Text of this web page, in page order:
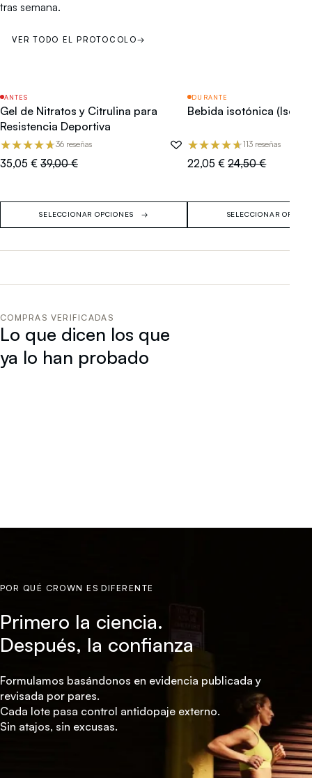
tras semana.
VER TODO EL PROTOCOLO→
MÁS VENDIDO
ANTES
Gel de Nitratos y Citrulina para
Resistencia Deportiva
36 reseñas
35,05 € 39,00 €
SELECCIONAR OPCIONES
MÁS VENDIDO
DURANTE
Bebida isotónica
113 reseñas
22,05 € 24,50 €
SELECCIONAR
COMPRAS VERIFICADAS
Lo que dicen los que
ya lo han probado
POR QUÉ CROWN ES DIFERENTE
Primero la ciencia.
Después, la confianza
Formulamos basándonos en evidencia publicada y
revisada por pares.
Cada lote pasa control antidopaje externo.
Sin atajos, sin excusas.